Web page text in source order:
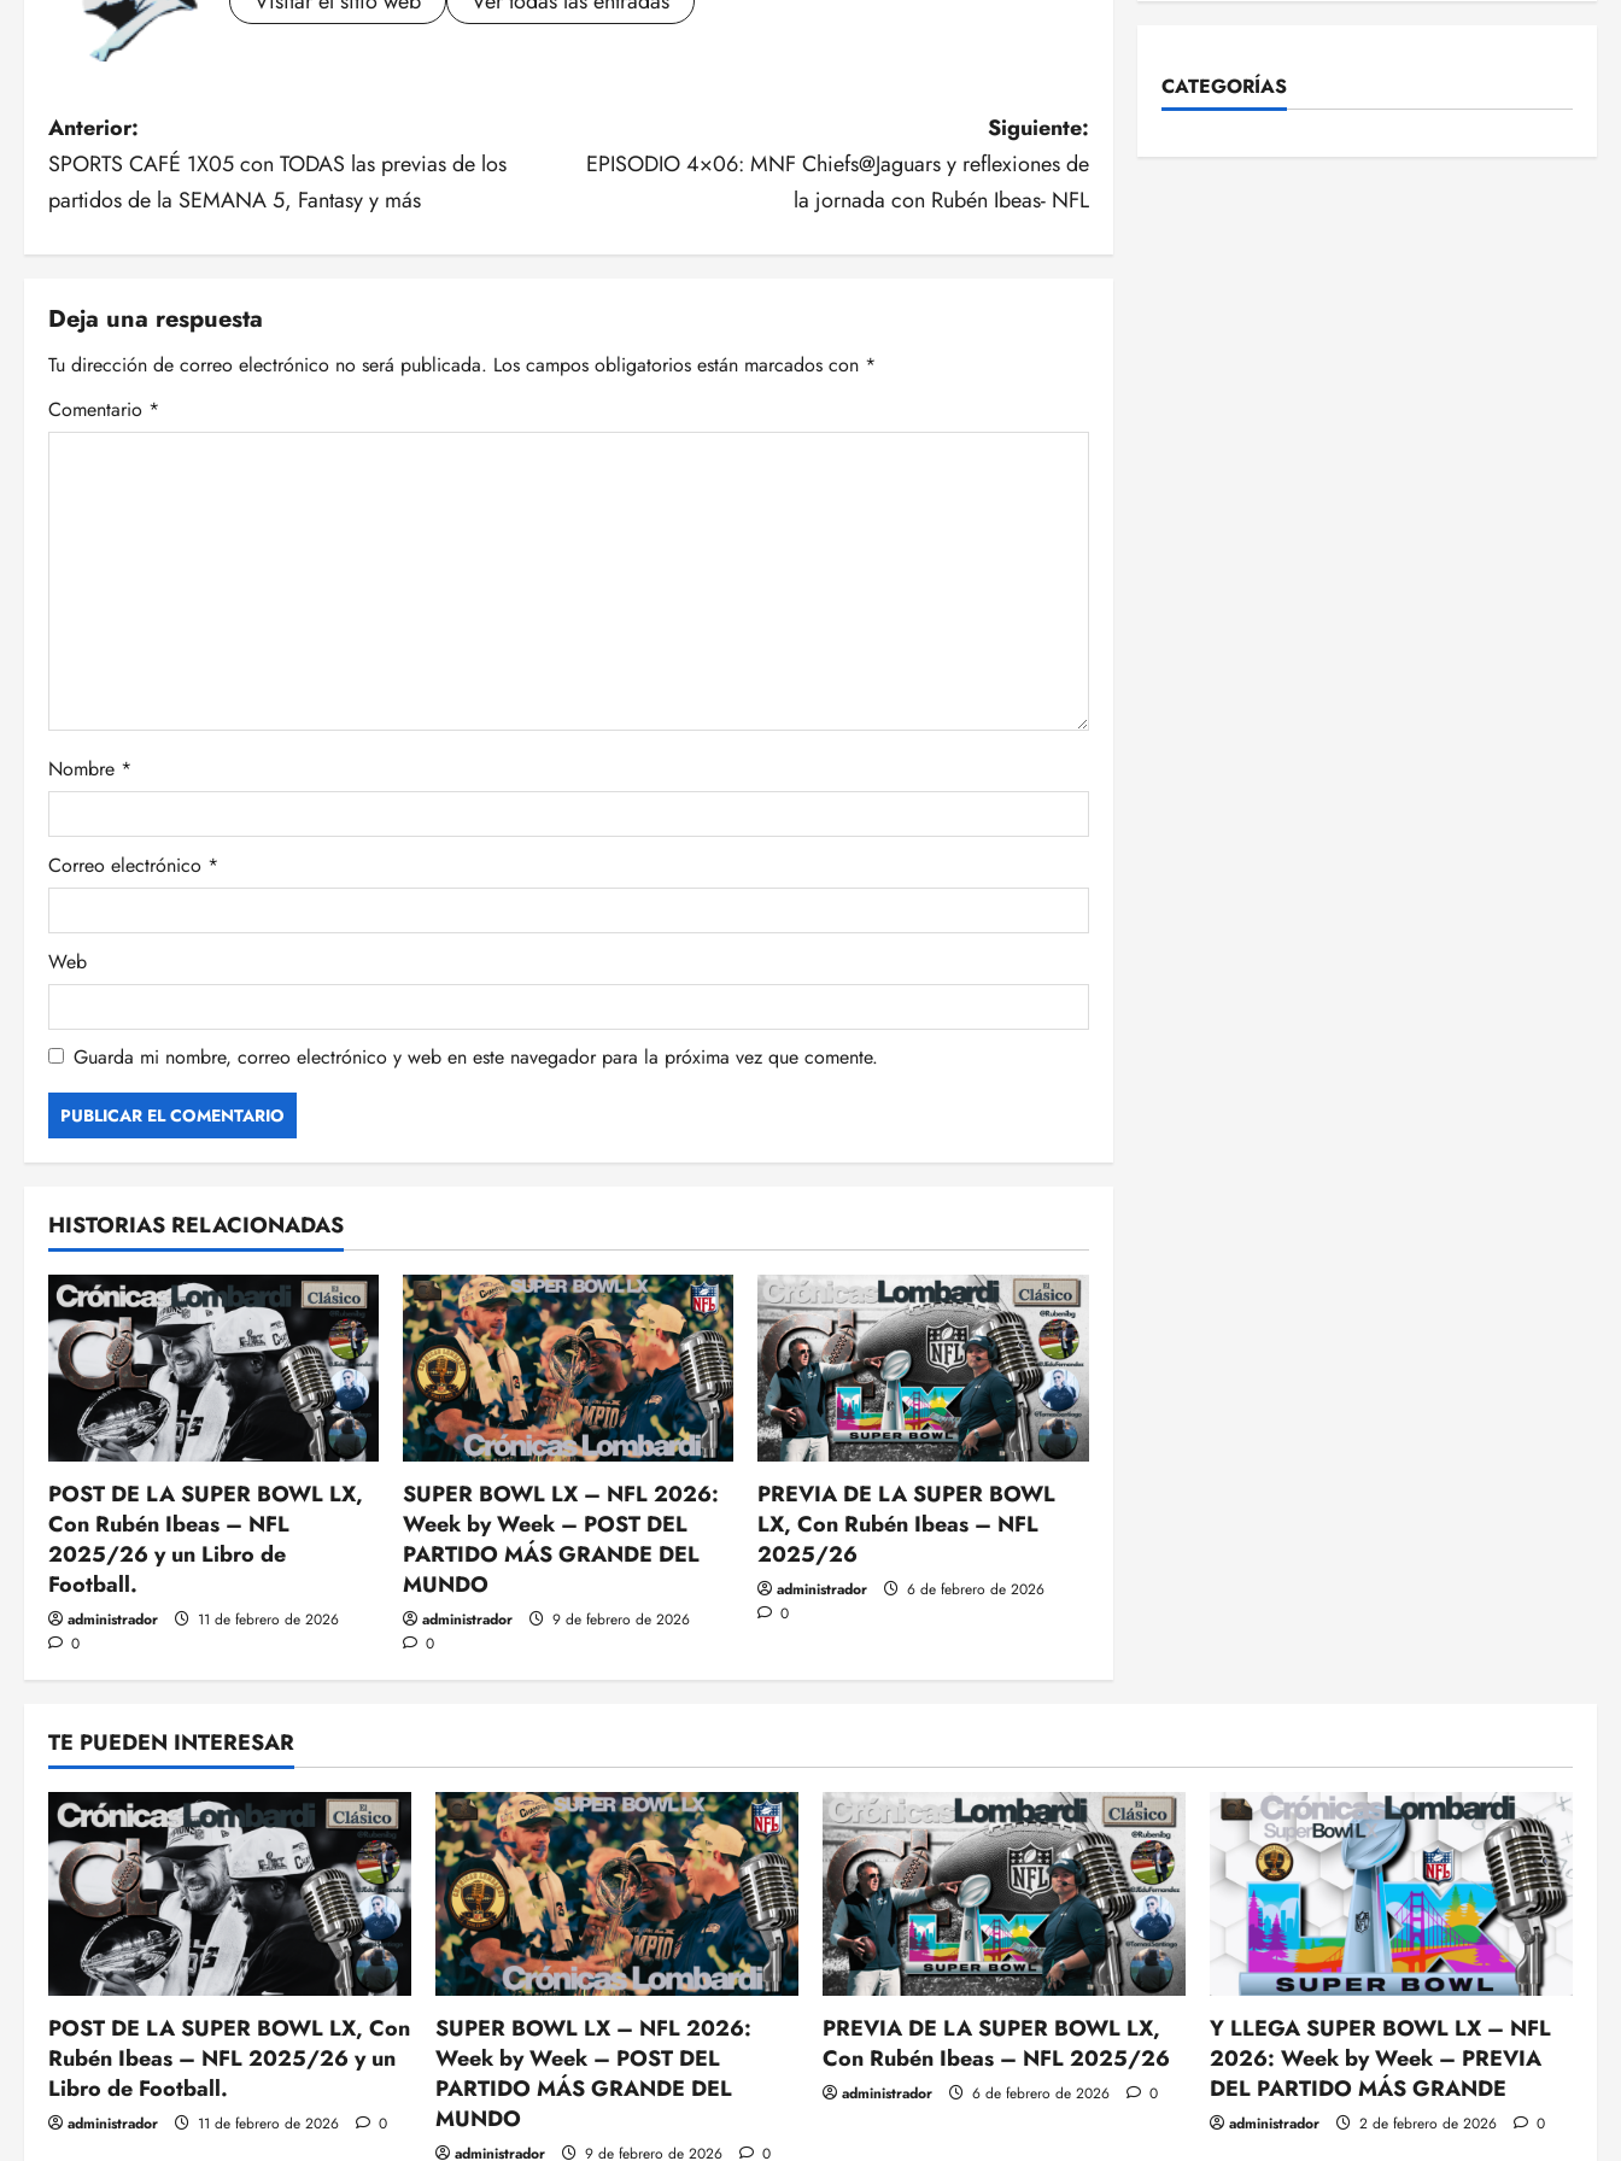
N
a
g
a
c
e
n
t
r
a
d
a
s
Anterior:
SPORTS CAFÉ 1X05 con TODAS las previas de los
partidos de la SEMANA 5, Fantasy y más
Siguiente:
EPISODIO 4×06: MNF Chiefs@Jaguars y reflexiones de
la jornada con Rubén Ibeas- NFL
Deja una respuesta
Tu dirección de correo electrónico no será publicada. Los campos obligatorios están marcados con *
Comentario *
Nombre *
Correo electrónico *
Web
Guarda mi nombre, correo electrónico y web en este navegador para la próxima vez que comente.
HISTORIAS RELACIONADAS
POST DE LA SUPER BOWL LX,
Con Rubén Ibeas – NFL
2025/26 y un Libro de
Football.
administrador
11 de febrero de 2026
0
SUPER BOWL LX – NFL 2026:
Week by Week – POST DEL
PARTIDO MÁS GRANDE DEL
MUNDO
administrador
9 de febrero de 2026
0
PREVIA DE LA SUPER BOWL
LX, Con Rubén Ibeas – NFL
2025/26
administrador
6 de febrero de 2026
0
CATEGORÍAS
TE PUEDEN INTERESAR
POST DE LA SUPER BOWL LX, Con
Rubén Ibeas – NFL 2025/26 y un
Libro de Football.
administrador 11 de febrero de 2026 0
SUPER BOWL LX – NFL 2026:
Week by Week – POST DEL
PARTIDO MÁS GRANDE DEL
MUNDO
administrador 9 de febrero de 2026 0
PREVIA DE LA SUPER BOWL LX,
Con Rubén Ibeas – NFL 2025/26
administrador 6 de febrero de 2026 0
Y LLEGA SUPER BOWL LX – NFL
2026: Week by Week – PREVIA
DEL PARTIDO MÁS GRANDE
administrador 2 de febrero de 2026 0